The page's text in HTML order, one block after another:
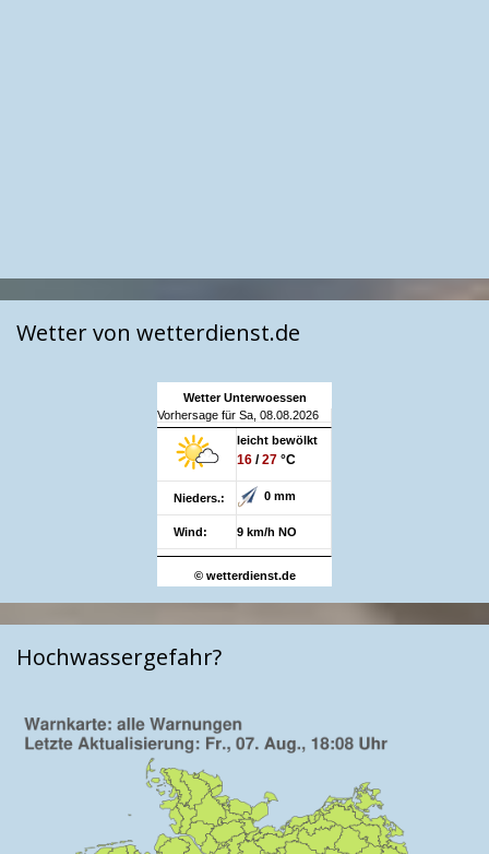
Wetter von wetterdienst.de
Wetter Unterwoessen
Vorhersage für Sa, 08.08.2026
leicht bewölkt
16 /27 °C
Nieders.: 0 mm
Wind: 9 km/h NO
© wetterdienst.de
Hochwassergefahr?